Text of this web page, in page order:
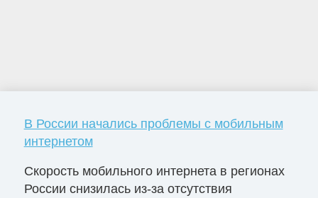
В России начались проблемы с мобильным
интернетом
Скорость мобильного интернета в регионах
России снизилась из-за отсутствия